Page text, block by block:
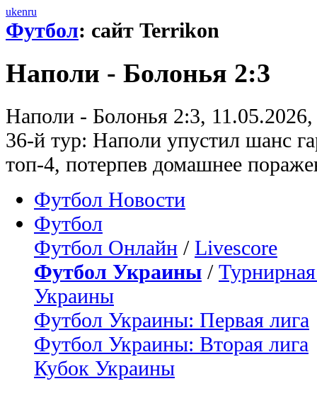
ukenru
Футбол: сайт Terrikon
Наполи - Болонья 2:3
Наполи - Болонья 2:3,
36-й тур: Наполи упустил шанс
топ-4, потерпев домашнее
Футбол Новости
Футбол
Футбол Онлайн / Livescore
Футбол Украины /
Украины
Футбол Украины: Первая лига
Футбол Украины: Вторая лига
Кубок Украины